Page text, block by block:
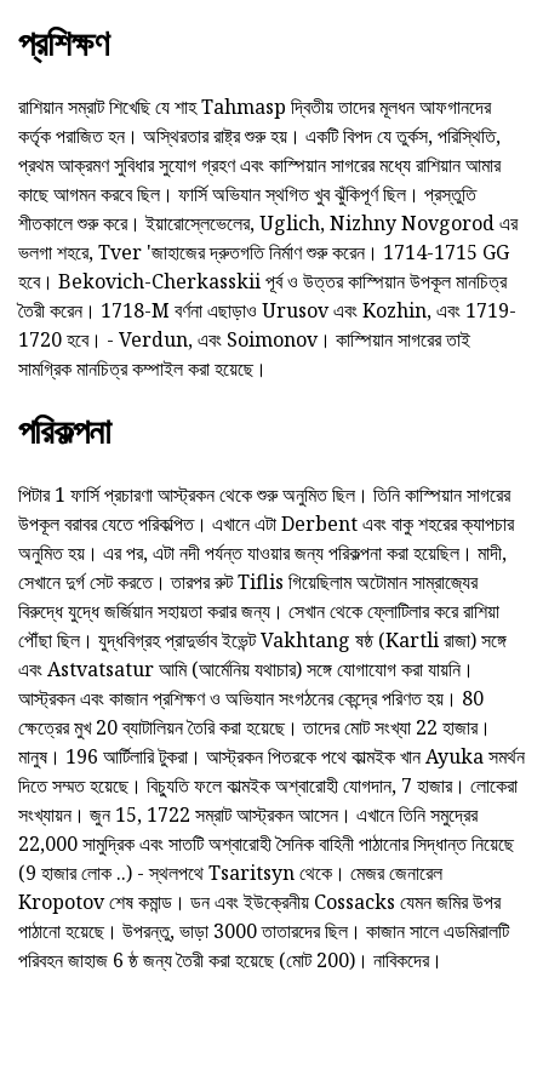
প্রশিক্ষণ
রাশিয়ান সম্রাট শিখেছি যে শাহ Tahmasp দ্বিতীয় তাদের মূলধন আফগানদের
কর্তৃক পরাজিত হন। অস্থিরতার রাষ্ট্র শুরু হয়। একটি বিপদ যে তুর্কস, পরিস্থিতি,
প্রথম আক্রমণ সুবিধার সুযোগ গ্রহণ এবং কাস্পিয়ান সাগরের মধ্যে রাশিয়ান আমার
কাছে আগমন করবে ছিল। ফার্সি অভিযান স্থগিত খুব ঝুঁকিপূর্ণ ছিল। প্রস্তুতি
শীতকালে শুরু করে। ইয়ারোস্লেভেলের, Uglich, Nizhny Novgorod এর
ভলগা শহরে, Tver 'জাহাজের দ্রুতগতি নির্মাণ শুরু করেন। 1714-1715 GG
হবে। Bekovich-Cherkasskii পূর্ব ও উত্তর কাস্পিয়ান উপকূল মানচিত্র
তৈরী করেন। 1718-M বর্ণনা এছাড়াও Urusov এবং Kozhin, এবং 1719-
1720 হবে। - Verdun, এবং Soimonov। কাস্পিয়ান সাগরের তাই
সামগ্রিক মানচিত্র কম্পাইল করা হয়েছে।
পরিকল্পনা
পিটার 1 ফার্সি প্রচারণা আস্ট্রকন থেকে শুরু অনুমিত ছিল। তিনি কাস্পিয়ান সাগরের
উপকূল বরাবর যেতে পরিকল্পিত। এখানে এটা Derbent এবং বাকু শহরের ক্যাপচার
অনুমিত হয়। এর পর, এটা নদী পর্যন্ত যাওয়ার জন্য পরিকল্পনা করা হয়েছিল। মাদী,
সেখানে দুর্গ সেট করতে। তারপর রুট Tiflis গিয়েছিলাম অটোমান সাম্রাজ্যের
বিরুদ্ধে যুদ্ধে জর্জিয়ান সহায়তা করার জন্য। সেখান থেকে ফ্লোটিলার করে রাশিয়া
পৌঁছা ছিল। যুদ্ধবিগ্রহ প্রাদুর্ভাব ইভেন্ট Vakhtang ষষ্ঠ (Kartli রাজা) সঙ্গে
এবং Astvatsatur আমি (আর্মেনিয় যথাচার) সঙ্গে যোগাযোগ করা যায়নি।
আস্ট্রকন এবং কাজান প্রশিক্ষণ ও অভিযান সংগঠনের কেন্দ্রে পরিণত হয়। 80
ক্ষেত্রের মুখ 20 ব্যাটালিয়ন তৈরি করা হয়েছে। তাদের মোট সংখ্যা 22 হাজার।
মানুষ। 196 আর্টিলারি টুকরা। আস্ট্রকন পিতরকে পথে কাল্মইক খান Ayuka সমর্থন
দিতে সম্মত হয়েছে। বিচু্যতি ফলে কাল্মইক অশ্বারোহী যোগদান, 7 হাজার। লোকেরা
সংখ্যায়ন। জুন 15, 1722 সম্রাট আস্ট্রকন আসেন। এখানে তিনি সমুদ্রের
22,000 সামুদ্রিক এবং সাতটি অশ্বারোহী সৈনিক বাহিনী পাঠানোর সিদ্ধান্ত নিয়েছে
(9 হাজার লোক ..) - স্থলপথে Tsaritsyn থেকে। মেজর জেনারেল
Kropotov শেষ কমান্ড। ডন এবং ইউক্রেনীয় Cossacks যেমন জমির উপর
পাঠানো হয়েছে। উপরন্তু, ভাড়া 3000 তাতারদের ছিল। কাজান সালে এডমিরালটি
পরিবহন জাহাজ 6 ষ্ঠ জন্য তৈরী করা হয়েছে (মোট 200)। নাবিকদের।